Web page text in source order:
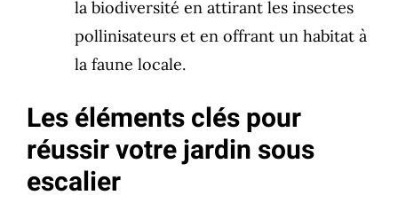
la biodiversité en attirant les insectes
pollinisateurs et en offrant un habitat à
la faune locale.
Les éléments clés pour
réussir votre jardin sous
escalier